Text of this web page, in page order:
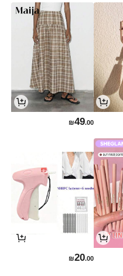
₪49.00
₪20.00